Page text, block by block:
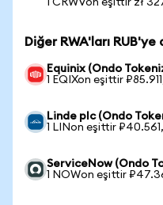
1 CRWVon eşittir zł
Diğer RWA'ları
Equinix (Ondo
1 EQIXon eşittir
Linde plc (Ondo
1 LINon eşittir
ServiceNow (Ondo
1 NOWon eşittir